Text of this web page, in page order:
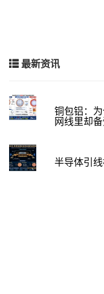
最新资讯
铜包铝：
网线里却备
半导体引